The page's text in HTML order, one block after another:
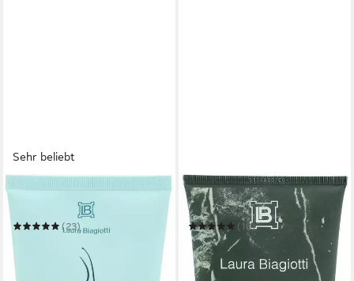
Sehr beliebt
LAURA BIAGIOTTI
Duschgel Laura
(23)
-56%
LAURA BIAGIOTTI
Duschgel Roma Uoma
(18)
ab 10,99 € UVP 15,49 €
(54,95 €/ 1 l)
-29%